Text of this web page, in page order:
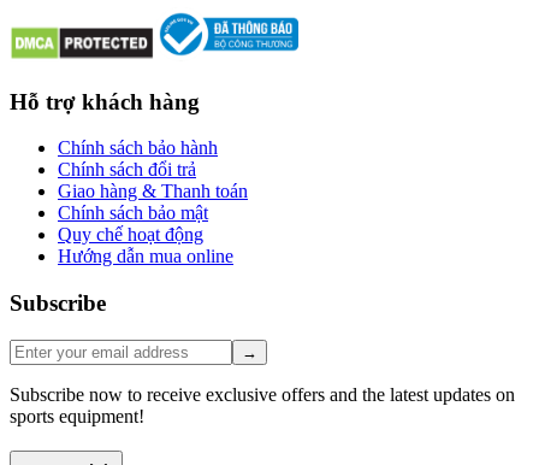
Hỗ trợ khách hàng
Chính sách bảo hành
Chính sách đổi trả
Giao hàng & Thanh toán
Chính sách bảo mật
Quy chế hoạt động
Hướng dẫn mua online
Subscribe
→
Subscribe now to receive exclusive offers and the latest updates on
sports equipment!